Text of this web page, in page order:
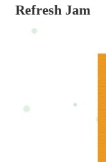
整体は、筋肉や関節
受けていただける
トいたします。ま
時間帯のご提供も
に、ぜひお気軽に
5600円こんな方に
い。ゆっくりとの
持健康寿命を意識
運動を知りたい。※
Refresh Jam